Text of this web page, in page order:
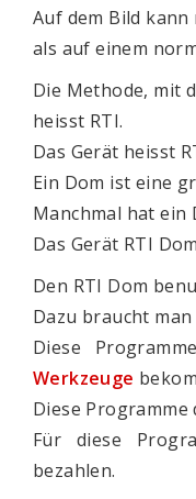
Auf dem Bild kann
als auf einem
Die Methode, mit
heisst RTI.
Das Gerät heisst
Ein Dom ist eine
Manchmal hat ein
Das Gerät RTI
Den RTI Dom
Dazu braucht
Diese
Werkzeuge
Diese
Für diese
bezahlen.